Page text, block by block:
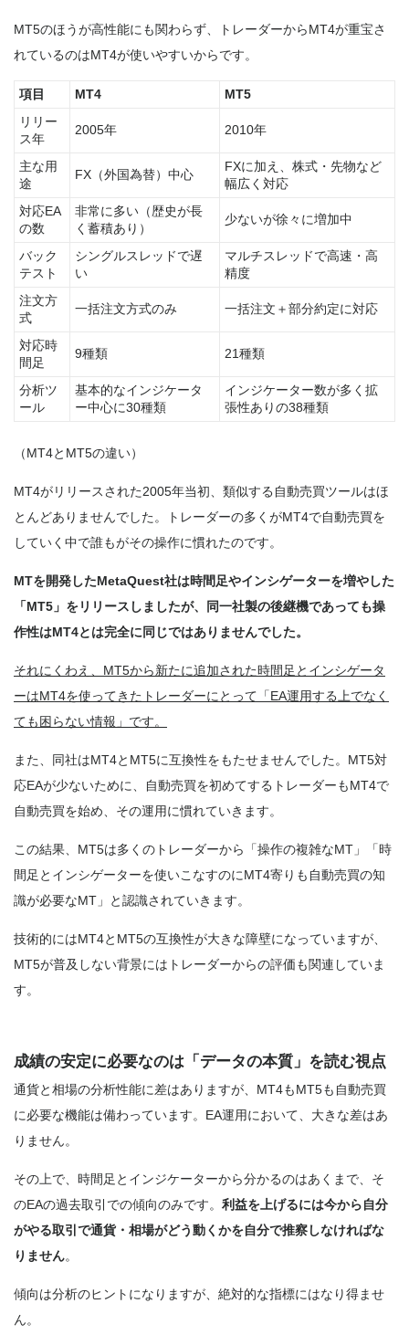
MT5のほうが高性能にも関わらず、トレーダーからMT4が重宝さ
れているのはMT4が使いやすいからです。
項目 MT4
MT5
リリー
ス年
2005年 2010年
主な用
途
FX（外国為替）中心
FXに加え、株式・先物など
幅広く対応
対応EA
の数
非常に多い（歴史が長
く蓄積あり）
少ないが徐々に増加中
バック
テスト
シングルスレッドで遅
い
マルチスレッドで高速・高
精度
注文方
式
一括注文方式のみ 一括注文＋部分約定に対応
対応時
間足
9種類 21種類
分析ツ
ール
基本的なインジケータ
ー中心に30種類
インジケーター数が多く拡
張性ありの38種類
（MT4とMT5の違い）
MT4がリリースされた2005年当初、類似する自動売買ツールはほ
とんどありませんでした。トレーダーの多くがMT4で自動売買を
していく中で誰もがその操作に慣れたのです。
MTを開発したMetaQuest社は時間足やインシゲーターを増やした
「MT5」をリリースしましたが、同一社製の後継機であっても操
作性はMT4とは完全に同じではありませんでした。
それにくわえ、MT5から新たに追加された時間足とインシゲータ
ーはMT4を使ってきたトレーダーにとって「EA運用する上でなく
ても困らない情報」です。
また、同社はMT4とMT5に互換性をもたせませんでした。MT5対
応EAが少ないために、自動売買を初めてするトレーダーもMT4で
自動売買を始め、その運用に慣れていきます。
この結果、MT5は多くのトレーダーから「操作の複雑なMT」「時
間足とインシゲーターを使いこなすのにMT4寄りも自動売買の知
識が必要なMT」と認識されていきます。
技術的にはMT4とMT5の互換性が大きな障壁になっていますが、
MT5が普及しない背景にはトレーダーからの評価も関連していま
す。
成績の安定に必要なのは「データの本質」を読む視点
通貨と相場の分析性能に差はありますが、MT4もMT5も自動売買
に必要な機能は備わっています。EA運用において、大きな差はあ
りません。
その上で、時間足とインジケーターから分かるのはあくまで、そ
のEAの過去取引での傾向のみです。 利益を上げるには今から自分
がやる取引で通貨・相場がどう動くかを自分で推察しなければな
りません。
傾向は分析のヒントになりますが、絶対的な指標にはなり得ませ
ん。